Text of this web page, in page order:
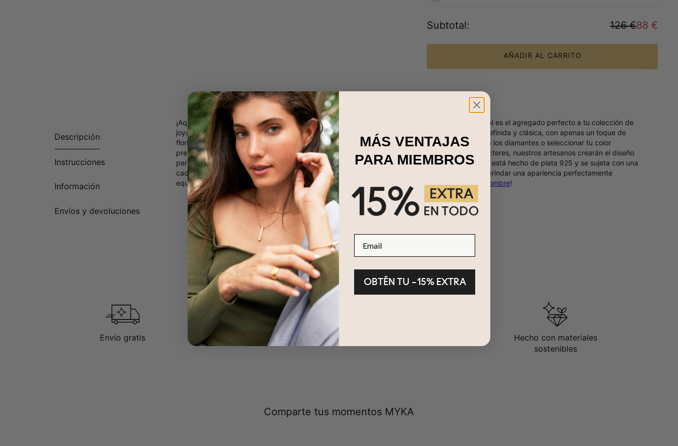
Subtotal: 126 €88 €
AÑADIR AL CARRITO
Descripción
Instrucciones
Información
Envíos y devoluciones
¡Aquí está el colgante con nombre que estabas buscando! Nuestro collar con nombre con cristal es el agregado perfecto a tu colección de
joyas y, también, el regalo perfecto para alguien especial. La letra usada en este colgante es definida y clásica, con apenas un toque de
floritura en la primera letra. Puedes optar por un cristal transparente si te gusta la apariencia de los diamantes o seleccionar tu color
preferido. Una vez que hayas te hayas decidido por una inscripción que tenga hasta diez caracteres, nuestros artesanos crearán el diseño
personalizado que te encantará usar o presentarle a alguien especial. Este collar personalizado está hecho de plata 925 y se sujeta con una
cadena veneciana de plata 925 haciendo juego, que se fija a cada extremo del colgante para brindar una apariencia perfectamente
equilibrada y elegante. ¡Te invitamos a ver nuestra colección para
descubrir más collares con nombre!
Envío gratis Devoluciones en 100 días
Hecho con materiales
sostenibles
Comparte tus momentos MYKA
MÁS VENTAJAS
PARA MIEMBROS
OBTÉN TU –15% EXTRA